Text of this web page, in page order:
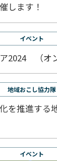
します！
イベント
2024 （オ
地域おこし協力隊
を推進する
イベント